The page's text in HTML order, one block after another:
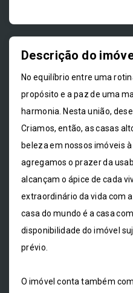
Descrição do
No equilíbrio entre uma
propósito e a paz de uma
harmonia. Nesta união,
Criamos, então, as casas
beleza em nossos imóveis
agregamos o prazer da
alcançam o ápice de cada
extraordinário da vida com
casa do mundo é a casa
disponibilidade do imóvel
prévio.
O imóvel conta também